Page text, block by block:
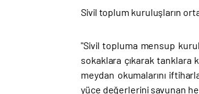
Sivil toplum kuruluşların
"Sivil topluma mensup
sokaklara çıkarak tanklara
meydan okumalarını
yüce değerlerini savunan